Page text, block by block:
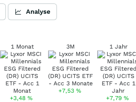
Analyse
1 Monat
+3,48%
3M
+7,53 %
1 Jahr
+7,79%